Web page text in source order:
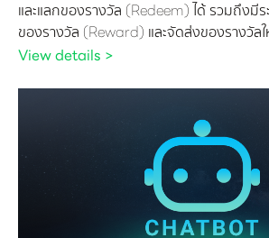
และแลกของรางวัล (Redeem) ได้ รวมถึงมี
ของรางวัล (Reward) และจัดส่งของรางวัล
View details >